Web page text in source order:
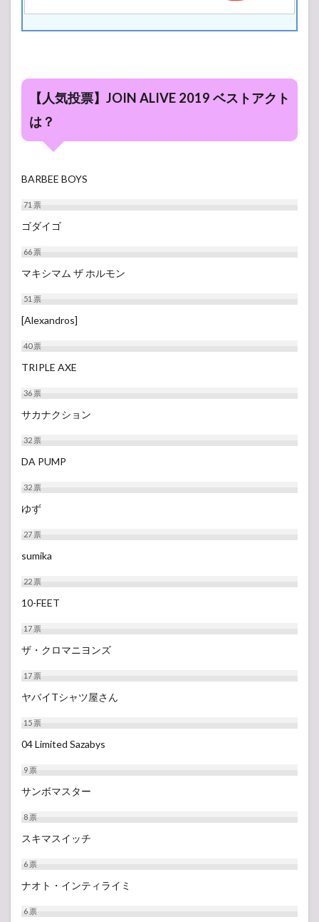
【人気投票】JOIN ALIVE 2019 ベストアクト
は？
BARBEE BOYS
71票
ゴダイゴ
66票
マキシマム ザ ホルモン
51票
[Alexandros]
40票
TRIPLE AXE
36票
サカナクション
32票
DA PUMP
32票
ゆず
27票
sumika
22票
10-FEET
17票
ザ・クロマニヨンズ
17票
ヤバイTシャツ屋さん
15票
04 Limited Sazabys
9票
サンボマスター
8票
スキマスイッチ
6票
ナオト・インティライミ
6票